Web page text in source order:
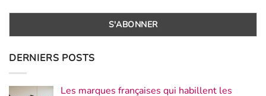
DERNIERS POSTS
Les marques françaises qui habillent les